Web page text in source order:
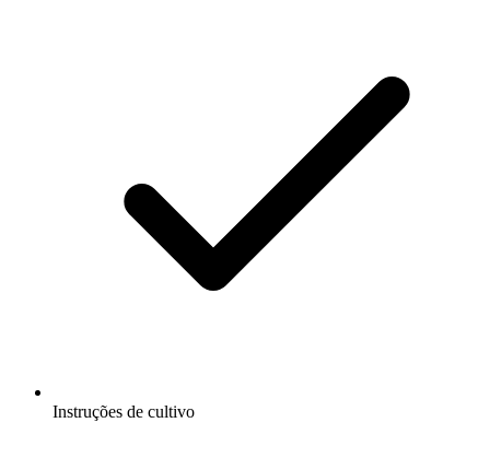
Instruções de cultivo